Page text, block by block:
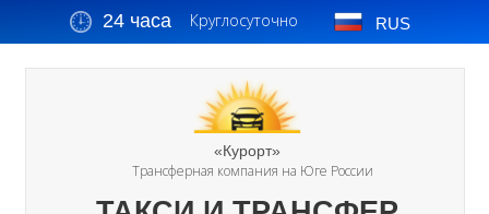
24 часа Круглосуточно RUS
«Курорт»
Трансферная компания на Юге России